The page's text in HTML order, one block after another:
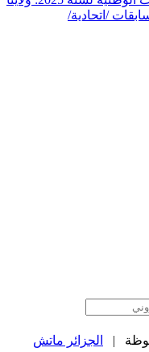
/اتحادية/
الجزائر ماتش